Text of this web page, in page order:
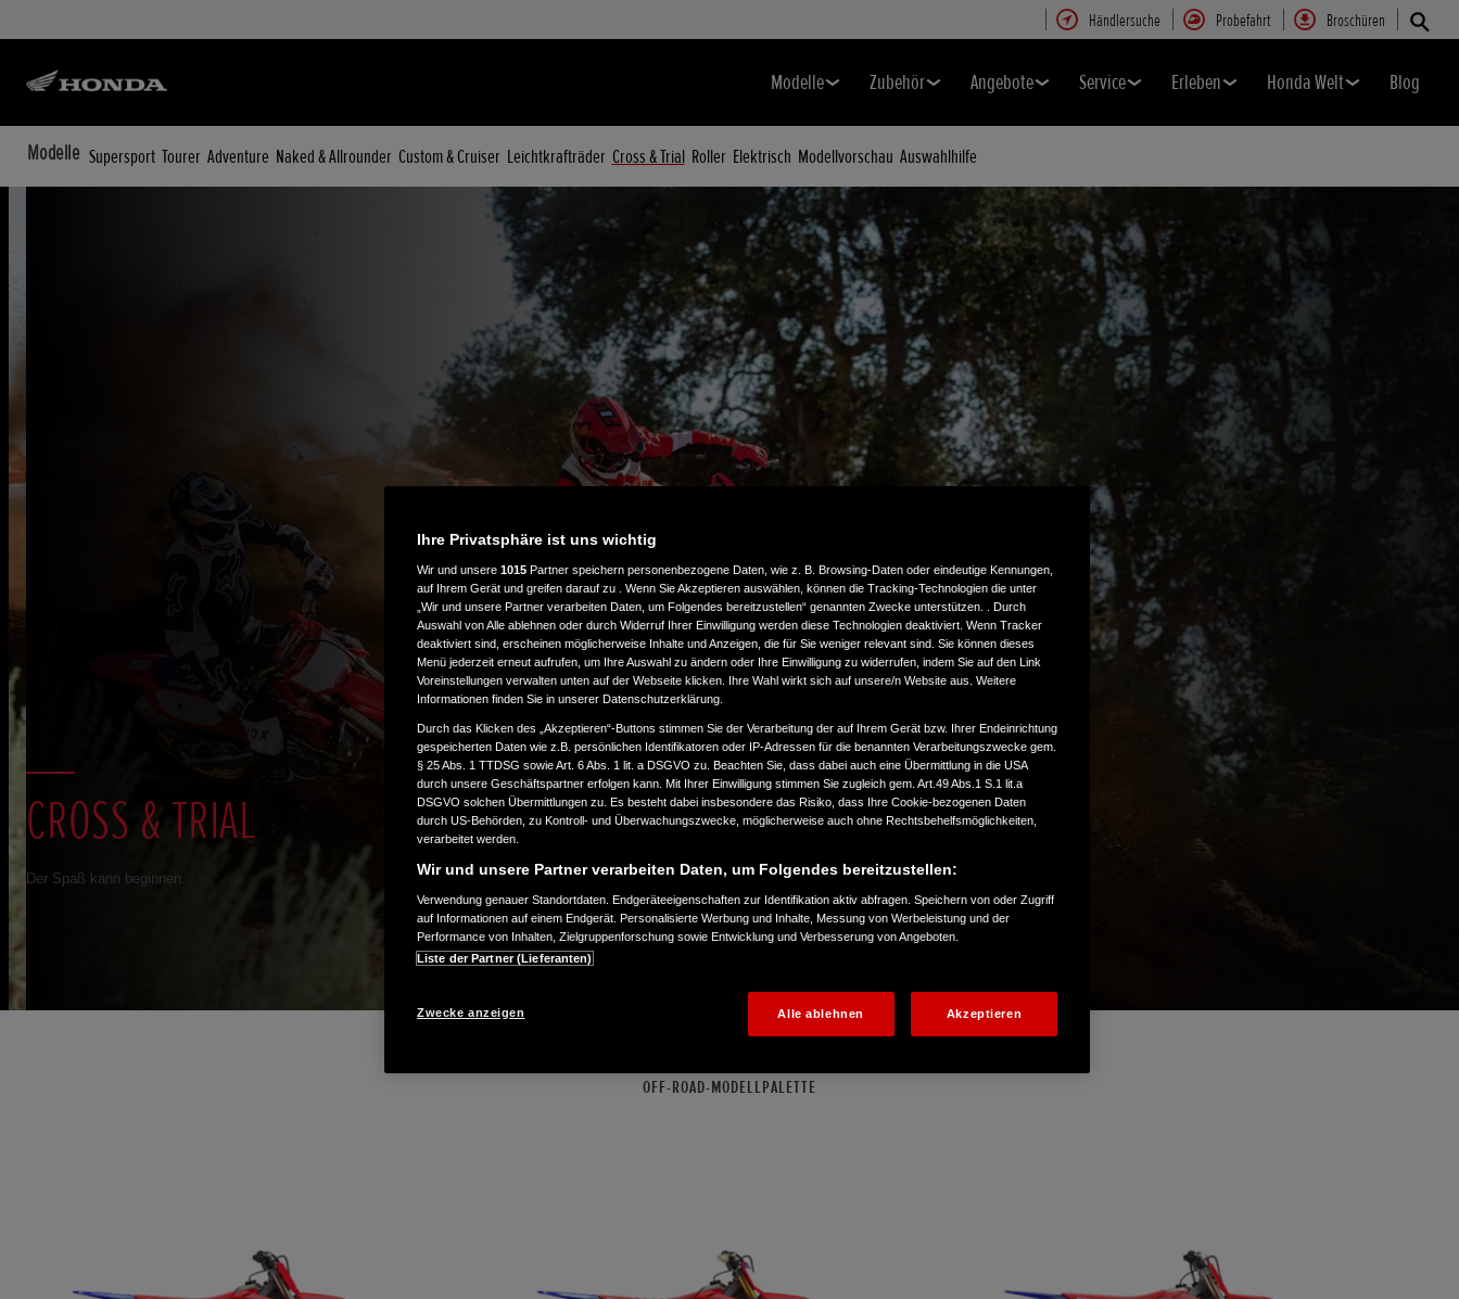
Händlersuche Probefahrt Broschüren
Modelle Zubehör Angebote Service Erleben Honda Welt Blog
Modelle Supersport Tourer Adventure Naked & Allrounder Custom & Cruiser Leichtkrafträder Cross & Trial Roller Elektrisch Modellvorschau Auswahlhilfe
CROSS & TRIAL
Der Spaß kann beginnen.
OFF-ROAD-MODELLPALETTE
Ihre Privatsphäre ist uns wichtig
Wir und unsere 1015 Partner speichern personenbezogene Daten, wie z. B. Browsing-Daten oder eindeutige Kennungen,
auf Ihrem Gerät und greifen darauf zu . Wenn Sie Akzeptieren auswählen, können die Tracking-Technologien die unter
„Wir und unsere Partner verarbeiten Daten, um Folgendes bereitzustellen“ genannten Zwecke unterstützen. . Durch
Auswahl von Alle ablehnen oder durch Widerruf Ihrer Einwilligung werden diese Technologien deaktiviert. Wenn Tracker
deaktiviert sind, erscheinen möglicherweise Inhalte und Anzeigen, die für Sie weniger relevant sind. Sie können dieses
Menü jederzeit erneut aufrufen, um Ihre Auswahl zu ändern oder Ihre Einwilligung zu widerrufen, indem Sie auf den Link
Voreinstellungen verwalten unten auf der Webseite klicken. Ihre Wahl wirkt sich auf unsere/n Website aus. Weitere
Informationen finden Sie in unserer Datenschutzerklärung.
Durch das Klicken des „Akzeptieren“-Buttons stimmen Sie der Verarbeitung der auf Ihrem Gerät bzw. Ihrer Endeinrichtung
gespeicherten Daten wie z.B. persönlichen Identifikatoren oder IP-Adressen für die benannten Verarbeitungszwecke gem.
§ 25 Abs. 1 TTDSG sowie Art. 6 Abs. 1 lit. a DSGVO zu. Beachten Sie, dass dabei auch eine Übermittlung in die USA
durch unsere Geschäftspartner erfolgen kann. Mit Ihrer Einwilligung stimmen Sie zugleich gem. Art.49 Abs.1 S.1 lit.a
DSGVO solchen Übermittlungen zu. Es besteht dabei insbesondere das Risiko, dass Ihre Cookie-bezogenen Daten
durch US-Behörden, zu Kontroll- und Überwachungszwecke, möglicherweise auch ohne Rechtsbehelfsmöglichkeiten,
verarbeitet werden.
Wir und unsere Partner verarbeiten Daten, um Folgendes bereitzustellen:
Verwendung genauer Standortdaten. Endgeräteeigenschaften zur Identifikation aktiv abfragen. Speichern von oder Zugriff
auf Informationen auf einem Endgerät. Personalisierte Werbung und Inhalte, Messung von Werbeleistung und der
Performance von Inhalten, Zielgruppenforschung sowie Entwicklung und Verbesserung von Angeboten.
Liste der Partner (Lieferanten)
Zwecke anzeigen Alle ablehnen Akzeptieren